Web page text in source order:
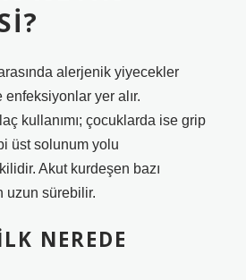
alerjenik yiyecekler
yer alır.
kullanımı; çocuklarda ise grip
üst solunum yolu
Akut kurdeşen bazı
uzun sürebilir.
NEREDE